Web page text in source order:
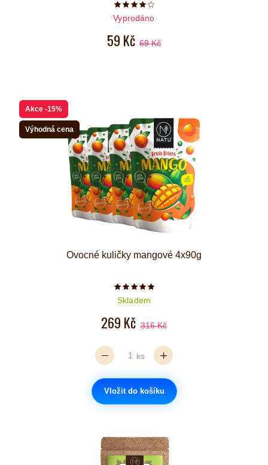
Počet hvězdiček je 4 z 5
Vyprodáno
59 Kč 69 Kč
Akce -15%
Výhodná cena
Ovocné kuličky mangové 4x90g
Počet hvězdiček je 5 z 5
Skladem
269 Kč 316 Kč
ks
Vložit do košíku